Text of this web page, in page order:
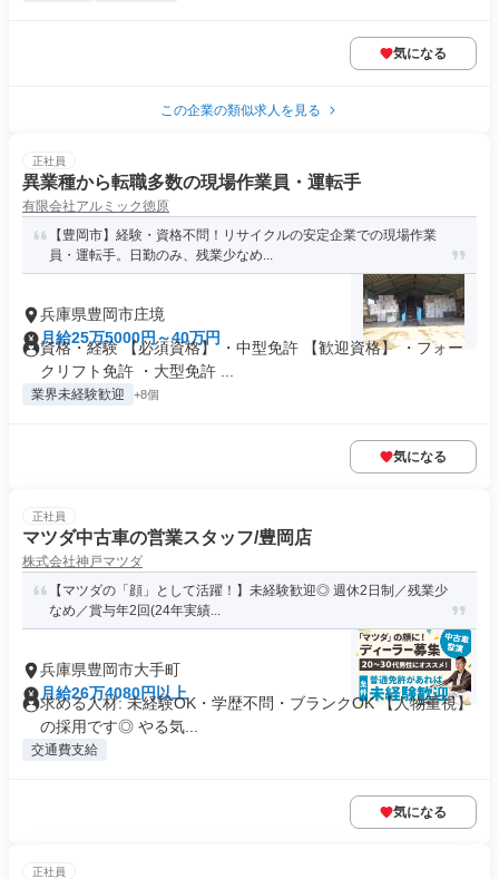
気になる
この企業の類似求人を見る
正社員
異業種から転職多数の現場作業員・運転手
有限会社アルミック徳原
【豊岡市】経験・資格不問！リサイクルの安定企業での現場作業
員・運転手。日勤のみ、残業少なめ...
兵庫県豊岡市庄境
月給25万5000円～40万円
資格・経験 【必須資格】 ・中型免許 【歓迎資格】 ・フォー
クリフト免許 ・大型免許 ...
業界未経験歓迎 +8個
気になる
正社員
マツダ中古車の営業スタッフ/豊岡店
株式会社神戸マツダ
【マツダの「顔」として活躍！】未経験歓迎◎ 週休2日制／残業少
なめ／賞与年2回(24年実績...
兵庫県豊岡市大手町
月給26万4080円以上
求める人材: 未経験OK・学歴不問・ブランクOK 【人物重視】
の採用です◎ やる気...
交通費支給
気になる
正社員